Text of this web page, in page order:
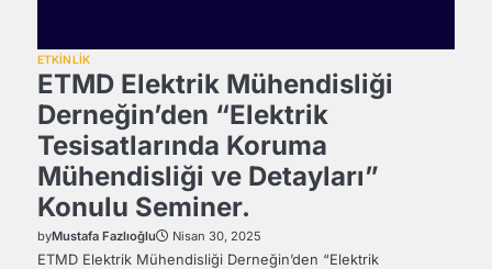
ETKİNLİK
ETMD Elektrik Mühendisliği
Derneğin’den “Elektrik
Tesisatlarında Koruma
Mühendisliği ve Detayları”
Konulu Seminer.
byMustafa Fazlıoğlu Nisan 30, 2025
ETMD Elektrik Mühendisliği Derneğin’den “Elektrik